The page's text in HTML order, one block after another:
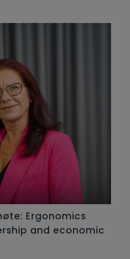
Ergonomics
and economic